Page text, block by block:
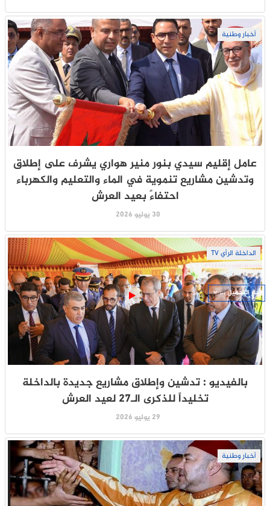
أخبار وطنية
عامل إقليم سيدي بنور منير هواري يشرف على إطلاق
وتدشين مشاريع تنموية في الماء والتعليم والكهرباء
احتفاءً بعيد العرش
30 يوليو 2026
الداخلة الرأي TV
بالفيديو : تدشين وإطلاق مشاريع جديدة بالداخلة
تخليداً للذكرى الـ27 لعيد العرش
29 يوليو 2026
أخبار وطنية
جار التحميل ...